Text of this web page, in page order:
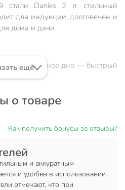
стали Daniks 2 л: стильный
для индукции, долговечен и
дома и дачи.
и капсульное дно — быстрый
вид
— служит дольше, не
с индукционными,
электрическими
дома, дачи или в подарок
стали — это практичный
но надежный чайник
ещё
о товаре
Как получить бонусы за отзывы?
и аккуратным
и удобен в использовании.
отмечают, что при